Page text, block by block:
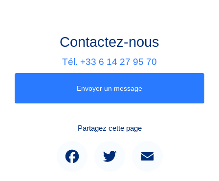
Contactez-nous
Tél. +33 6 14 27 95 70
Envoyer un message
Partagez cette page